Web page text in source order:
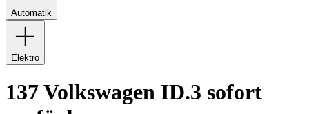
Automatik
Elektro
137 Volkswagen ID.3 sofort